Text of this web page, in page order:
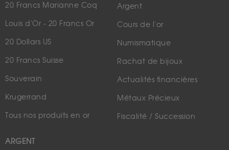
20 Francs Marianne Coq
Louis d'Or - 20 Francs Or
20 Dollars US
20 Francs Suisse
Souverain
Krugerrand
Tous nos produits en or
ARGENT
Argent
Cours de l'or
Numismatique
Rachat de bijoux
Actualités financières
Métaux Précieux
Fiscalité / Succession